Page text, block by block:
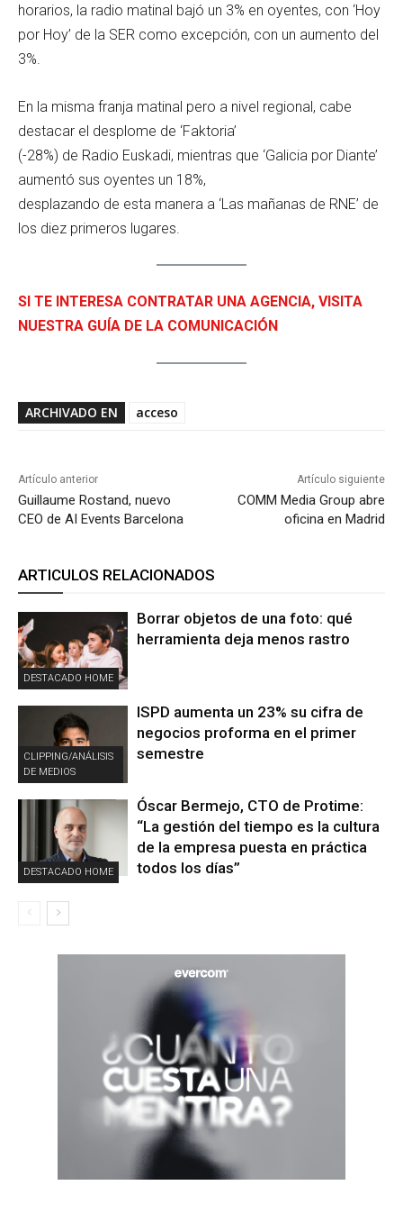
horarios, la radio matinal bajó un 3% en oyentes, con ‘Hoy
por Hoy’ de la SER como excepción, con un aumento del
3%.
En la misma franja matinal pero a nivel regional, cabe
destacar el desplome de ‘Faktoria’
(-28%) de Radio Euskadi, mientras que ‘Galicia por Diante’
aumentó sus oyentes un 18%,
desplazando de esta manera a ‘Las mañanas de RNE’ de
los diez primeros lugares.
SI TE INTERESA CONTRATAR UNA AGENCIA, VISITA
NUESTRA GUÍA DE LA COMUNICACIÓN
ARCHIVADO EN acceso
Artículo anterior
Guillaume Rostand, nuevo
CEO de AI Events Barcelona
Artículo siguiente
COMM Media Group abre
oficina en Madrid
ARTICULOS RELACIONADOS
DESTACADO HOME
Borrar objetos de una foto: qué
herramienta deja menos rastro
CLIPPING/ANÁLISIS
DE MEDIOS
ISPD aumenta un 23% su cifra de
negocios proforma en el primer
semestre
DESTACADO HOME
Óscar Bermejo, CTO de Protime:
“La gestión del tiempo es la cultura
de la empresa puesta en práctica
todos los días”